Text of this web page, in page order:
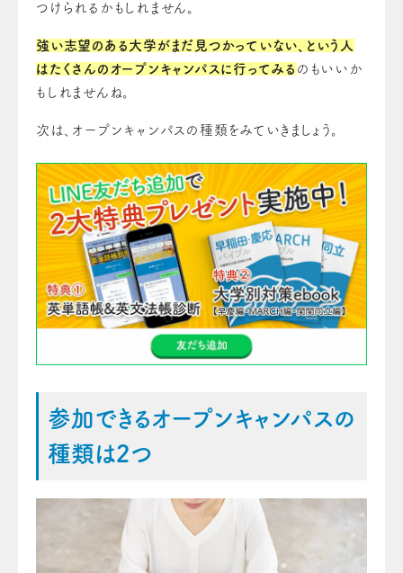
つけられるかもしれません。
強い志望のある大学がまだ見つかっていない、という人
はたくさんのオープンキャンパスに行ってみる のもいいか
もしれませんね。
次は、オープンキャンパスの種類をみていきましょう。
参加できるオープンキャンパスの
種類は2つ